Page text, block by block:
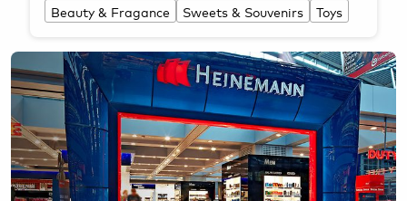
Beauty & Fragance
Sweets & Souvenirs Toys